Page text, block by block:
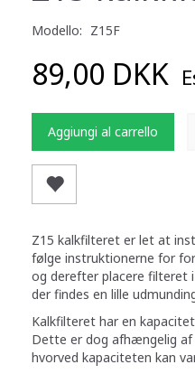
Modello: Z15F
89,00 DKK
Aggiungi al carrello
Z15 kalkfilteret er let at
følge instruktionerne for
og derefter placere filteret
der findes en lille
Kalkfilteret har en
Dette er dog afhængelig
hvorved kapaciteten kan